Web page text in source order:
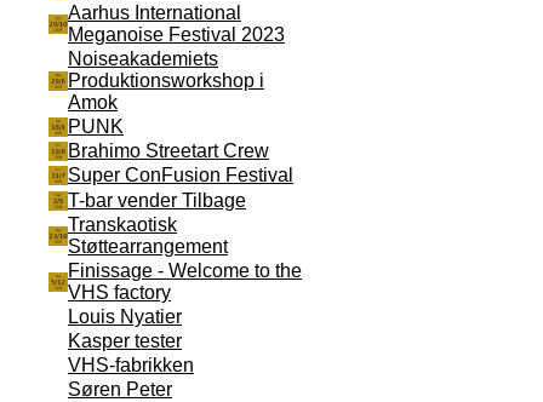
Aarhus International
Meganoise Festival 2023
Noiseakademiets
Produktionsworkshop i
Amok
PUNK
Brahimo Streetart Crew
Super ConFusion Festival
T-bar vender Tilbage
Transkaotisk
Støttearrangement
Finissage - Welcome to the
VHS factory
Louis Nyatier
Kasper tester
VHS-fabrikken
Søren Peter